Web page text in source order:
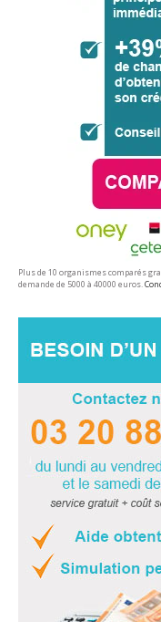
Plus de 10 organismes comparés
demande de 5000 à 40000 euros.